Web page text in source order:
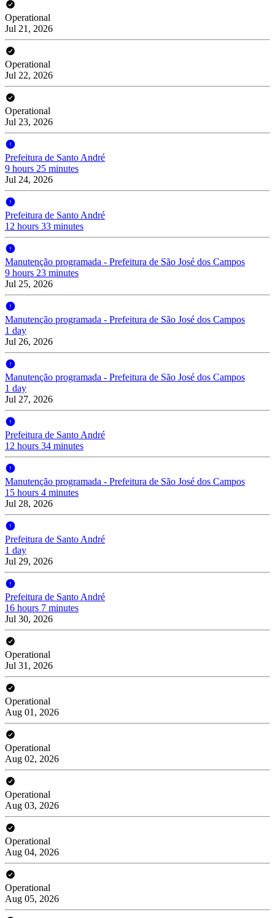
Operational
Jul 21, 2026
Operational
Jul 22, 2026
Operational
Jul 23, 2026
Prefeitura de Santo André
9 hours 25 minutes
Jul 24, 2026
Prefeitura de Santo André
12 hours 33 minutes
Manutenção programada - Prefeitura de São José dos Campos
9 hours 23 minutes
Jul 25, 2026
Manutenção programada - Prefeitura de São José dos Campos
1 day
Jul 26, 2026
Manutenção programada - Prefeitura de São José dos Campos
1 day
Jul 27, 2026
Prefeitura de Santo André
12 hours 34 minutes
Manutenção programada - Prefeitura de São José dos Campos
15 hours 4 minutes
Jul 28, 2026
Prefeitura de Santo André
1 day
Jul 29, 2026
Prefeitura de Santo André
16 hours 7 minutes
Jul 30, 2026
Operational
Jul 31, 2026
Operational
Aug 01, 2026
Operational
Aug 02, 2026
Operational
Aug 03, 2026
Operational
Aug 04, 2026
Operational
Aug 05, 2026